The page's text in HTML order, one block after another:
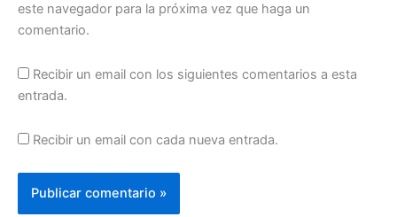
este navegador para la próxima vez que haga un
comentario.
Recibir un email con los siguientes comentarios a esta
entrada.
Recibir un email con cada nueva entrada.